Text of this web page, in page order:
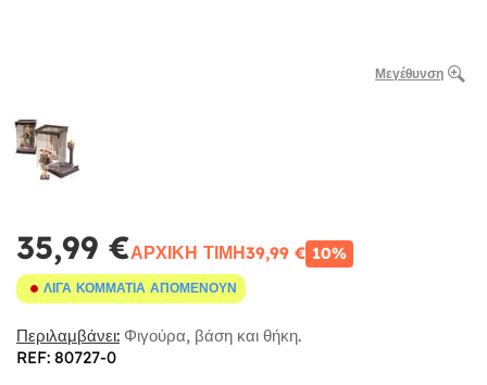
Μεγέθυνση
35,99 €ΑΡΧΙΚΉ ΤΙΜΉ39,99 € 10%
ΛΊΓΑ ΚΟΜΜΆΤΙΑ ΑΠΟΜΈΝΟΥΝ
Περιλαμβάνει: Φιγούρα, βάση και θήκη.
REF: 80727-0